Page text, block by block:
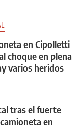
en Cipolletti
choque en plena
varios heridos
tras el fuerte
en